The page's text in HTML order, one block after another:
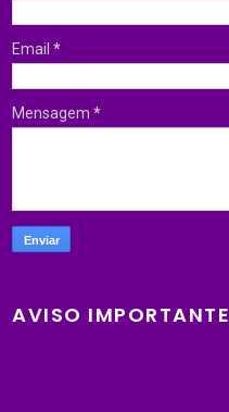
Email*
Mensagem*
AVISO IMPORTANTE